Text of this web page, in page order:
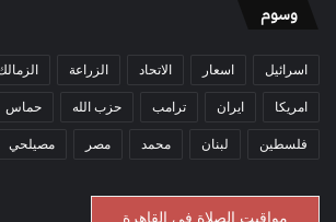
وسوم
اسرائيل اسعار الاتحاد الزراعة
امريكا ايران ترامب حزب الله حماس
فلسطين لبنان محمد مصر مصيلحي